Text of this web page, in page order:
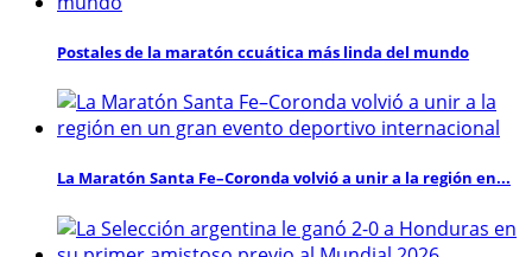
Postales de la maratón ccuática más linda del mundo
La Maratón Santa Fe–Coronda volvió a unir a la región en...